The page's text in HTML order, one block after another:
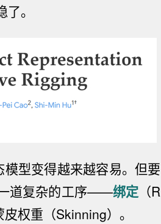
。
型变得越来越容易。但要
道复杂的工序——绑定（R
皮权重 （Skinning） 。